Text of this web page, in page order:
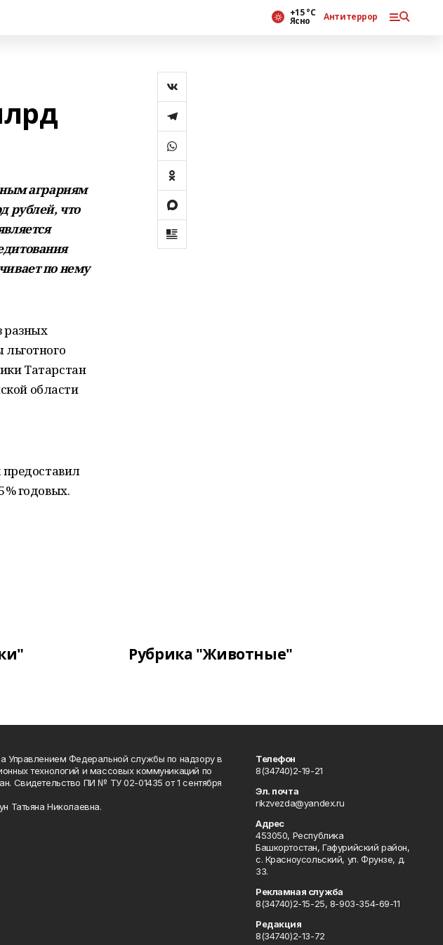
+15 °С
Ясно Антитеррор
аграриям
рублей, что
по нему
разных
Татарстан
области
предоставил
годовых.
Рубрика "Животные"
Управлением Федеральной службы по надзору в
технологий и массовых коммуникаций по
Свидетельство ПИ № ТУ 02-01435 от 1 сентября
Татьяна Николаевна.
Телефон
8(34740)2-19-21
Эл. почта
rikzvezda@yandex.ru
Адрес
453050, Республика
Башкортостан, Гафурийский район,
с. Красноусольский, ул. Фрунзе, д.
33.
Рекламная служба
8(34740)2-15-25, 8-903-354-69-11
Редакция
8(34740)2-13-72